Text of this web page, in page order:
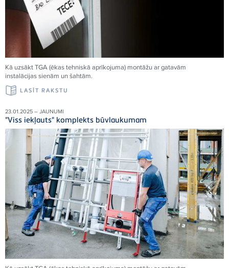
Kā uzsākt TGA (ēkas tehniskā aprīkojuma) montāžu ar gatavām
instalācijas sienām un šahtām.
LASĪT RAKSTU
23.01.2025 – JAUNUMI
"Viss iekļauts" komplekts būvlaukumam